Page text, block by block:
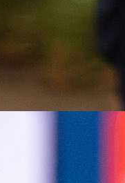
da je Dijamant
imena, a svakako
Rooneya i